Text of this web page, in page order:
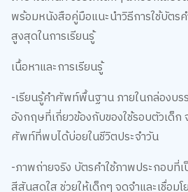
พร้อมหนังสือคู่มือแนะนำวิธีการใช้บัตร
สูงสุดในการเรียนรู้
เนื้อหาและการเรียนรู้
-เรียนรู้คำศัพท์พื้นฐาน ภายในกล่องบ
อังกฤษที่เกี่ยวข้องกับของใช้รอบตัวเด็ก
ศัพท์ที่พบได้บ่อยในชีวิตประจำวัน
-ภาพถ่ายจริง บัตรคำใช้ภาพประกอบที่
สีสันสดใส ช่วยให้เด็กๆ จดจำและเชื่อ